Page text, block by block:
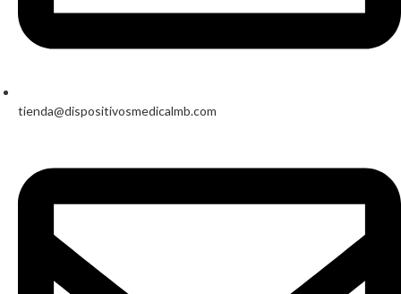
tienda@dispositivosmedicalmb.com